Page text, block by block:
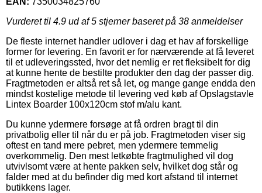
Vurderet til 4.9 ud af 5 stjerner baseret på 38 anmeldelser
De fleste internet handler udlover i dag et hav af forskellige
former for levering. En favorit er for nærværende at få leveret
til et udleveringssted, hvor det nemlig er ret fleksibelt for dig
at kunne hente de bestilte produkter den dag der passer dig.
Fragtmetoden er altså ret så let, og mange gange endda den
mindst kostelige metode til levering ved køb af Opslagstavle
Lintex Boarder 100x120cm stof m/alu kant.
Du kunne ydermere forsøge at få ordren bragt til din
privatbolig eller til når du er på job. Fragtmetoden viser sig
oftest en tand mere pebret, men ydermere temmelig
overkommelig. Den mest letkøbte fragtmulighed vil dog
utvivlsomt være at hente pakken selv, hvilket dog står og
falder med at du befinder dig med kort afstand til internet
butikkens lager.